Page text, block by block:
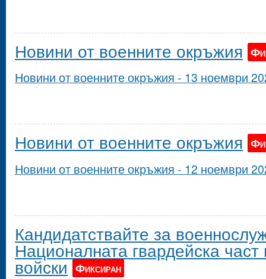
Новини от военните окръжия
Новини от военните окръжия - 13 ноември
Новини от военните окръжия
Новини от военните окръжия - 12 ноември
Кандидатствайте за
Националната гвардейска
войски Фиксиран